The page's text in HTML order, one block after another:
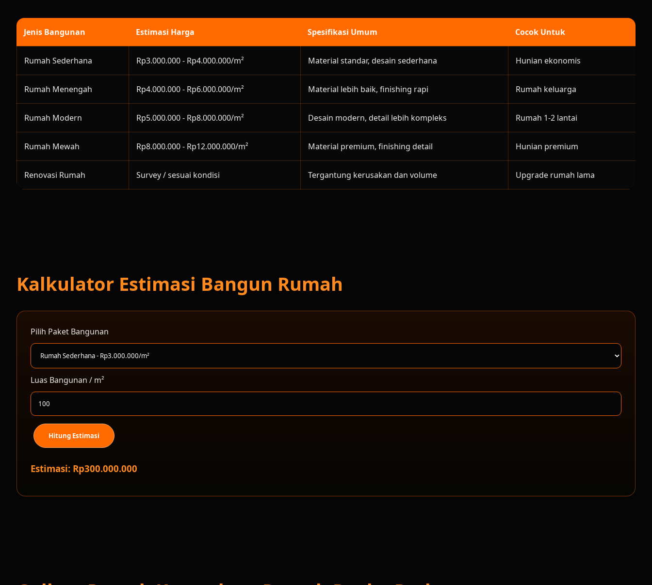
Jenis Bangunan Estimasi Harga Spesifikasi Umum Cocok Untuk
Rumah Sederhana Rp3.000.000 - Rp4.000.000/m² Material standar, desain sederhana Hunian ekonomis
Rumah Menengah Rp4.000.000 - Rp6.000.000/m² Material lebih baik, finishing rapi Rumah keluarga
Rumah Modern Rp5.000.000 - Rp8.000.000/m² Desain modern, detail lebih kompleks Rumah 1-2 lantai
Rumah Mewah Rp8.000.000 - Rp12.000.000/m² Material premium, finishing detail Hunian premium
Renovasi Rumah Survey / sesuai kondisi Tergantung kerusakan dan volume Upgrade rumah lama
Kalkulator Estimasi Bangun Rumah
Pilih Paket Bangunan
Luas Bangunan / m²
Hitung Estimasi
Estimasi: Rp300.000.000